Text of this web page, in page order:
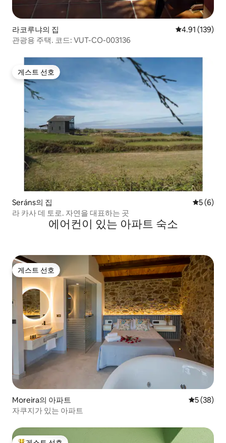
라코루냐의 집 평점 4.91점(5
4.91 (139)
관광용 주택. 코드: VUT-CO-003136
게스트 선호
게스트 선호
Seráns의 집 평점 5점
5 (6)
라 카사 데 토로. 자연을 대표하는 곳
에어컨이 있는 아파트 숙소
게스트 선호
게스트 선호
Moreira의 아파트 평점 5점(5
5 (38)
자쿠지가 있는 아파트